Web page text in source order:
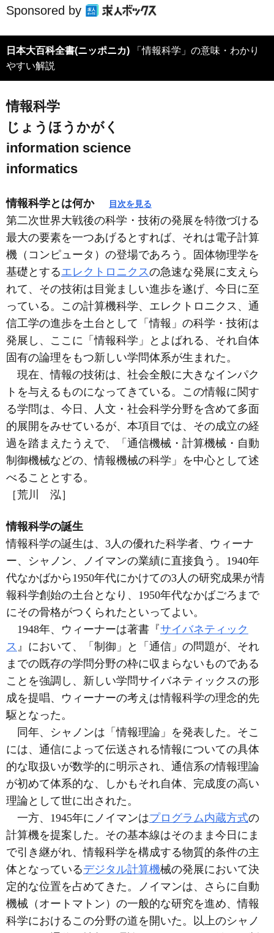
Sponsored by
日本大百科全書(ニッポニカ) 「情報科学」の意味・わかり
やすい解説
情報科学
じょうほうかがく
information science
informatics
情報科学とは何か 目次を見る
第二次世界大戦後の科学・技術の発展を特徴づける
最大の要素を一つあげるとすれば、それは電子計算
機（コンピュータ）の登場であろう。固体物理学を
基礎とするエレクトロニクスの急速な発展に支えら
れて、その技術は目覚ましい進歩を遂げ、今日に至
っている。この計算機科学、エレクトロニクス、通
信工学の進歩を土台として「情報」の科学・技術は
発展し、ここに「情報科学」とよばれる、それ自体
固有の論理をもつ新しい学問体系が生まれた。
現在、情報の技術は、社会全般に大きなインパク
トを与えるものになってきている。この情報に関す
る学問は、今日、人文・社会科学分野を含めて多面
的展開をみせているが、本項目では、その成立の経
過を踏まえたうえで、「通信機械・計算機械・自動
制御機械などの、情報機械の科学」を中心として述
べることとする。
［荒川 泓］
情報科学の誕生
情報科学の誕生は、3人の優れた科学者、ウィーナ
ー、シャノン、ノイマンの業績に直接負う。1940年
代なかばから1950年代にかけての3人の研究成果が情
報科学創始の土台となり、1950年代なかばごろまで
にその骨格がつくられたといってよい。
1948年、ウィーナーは著書『サイバネティック
ス 』において、「制御」と「通信」の問題が、それ
までの既存の学問分野の枠に収まらないものである
ことを強調し、新しい学問サイバネティックスの形
成を提唱、ウィーナーの考えは情報科学の理念的先
駆となった。
同年、シャノンは「情報理論」を発表した。そこ
には、通信によって伝送される情報についての具体
的な取扱いが数学的に明示され、通信系の情報理論
が初めて体系的な、しかもそれ自体、完成度の高い
理論として世に出された。
一方、1945年にノイマンはプログラム内蔵方式の
計算機を提案した。その基本線はそのまま今日にま
で引き継がれ、情報科学を構成する物質的条件の主
体となっているデジタル計算機械の発展において決
定的な位置を占めてきた。ノイマンは、さらに自動
機械（オートマトン）の一般的な研究を進め、情報
科学におけるこの分野の道を開いた。以上のシャノ